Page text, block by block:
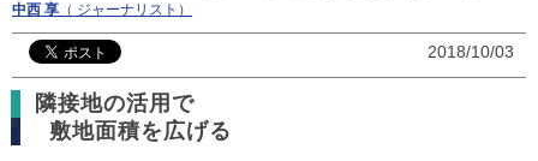
中西 享 （ ジャーナリスト）
2018/10/03
隣接地の活用で
敷地面積を広げる